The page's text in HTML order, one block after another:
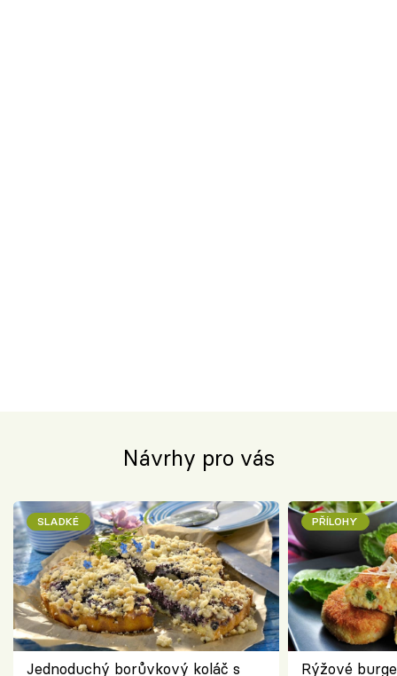
Návrhy pro vás
SLADKÉ
Jednoduchý borůvkový koláč s
PŘÍLOHY
Rýžové